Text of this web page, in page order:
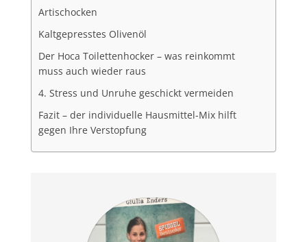
Artischocken
Kaltgepresstes Olivenöl
Der Hoca Toilettenhocker – was reinkommt
muss auch wieder raus
4. Stress und Unruhe geschickt vermeiden
Fazit – der individuelle Hausmittel-Mix hilft
gegen Ihre Verstopfung